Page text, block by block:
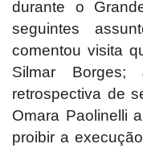
durante o
seguintes
comentou visita
Silmar
retrospectiva de
Omara Paolinelli
proibir a